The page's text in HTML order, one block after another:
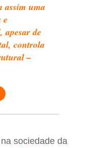
assim uma
e
apesar de
controla
–
sociedade da